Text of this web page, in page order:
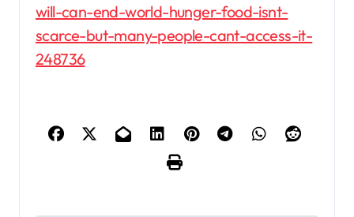
will-can-end-world-hunger-food-isnt-
scarce-but-many-people-cant-access-it-
248736